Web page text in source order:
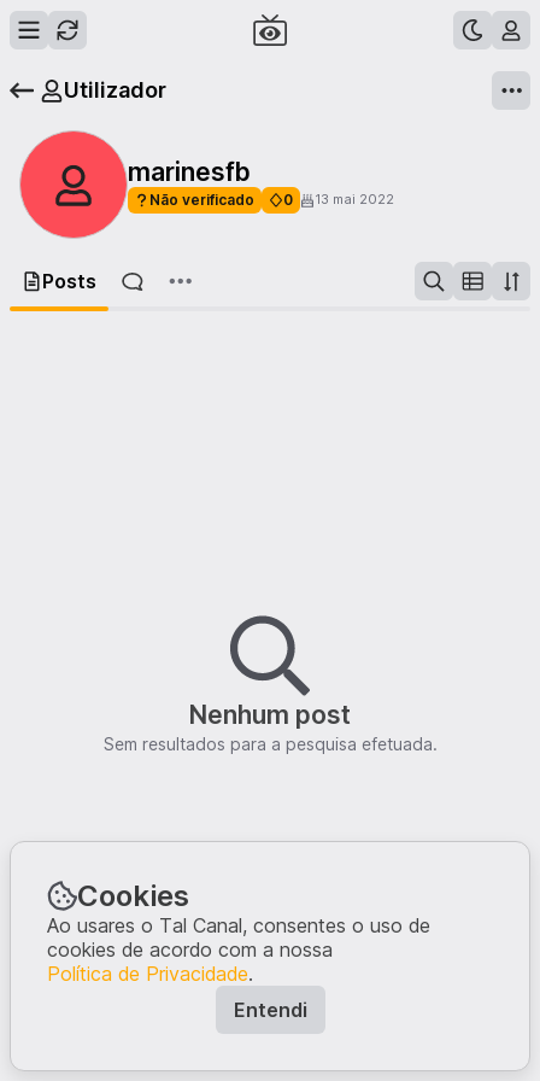
Utilizador
marinesfb
Não verificado 0 13 mai 2022
Posts
Nenhum post
Sem resultados para a pesquisa efetuada.
Cookies
Ao usares o Tal Canal, consentes o uso de
cookies de acordo com a nossa
Política de Privacidade.
Entendi